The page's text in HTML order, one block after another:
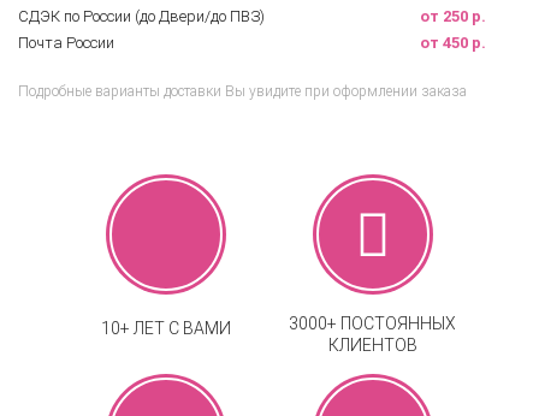
СДЭК по России (до Двери/до ПВЗ)
от 250 р.
Почта России
от 450 р.
Подробные варианты доставки Вы увидите при оформлении заказа
10+ ЛЕТ С ВАМИ
3000+ ПОСТОЯННЫХ
КЛИЕНТОВ